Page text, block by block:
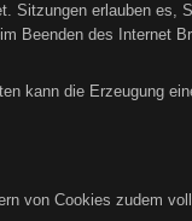
Sitzungen erlauben es,
Beenden des Internet
kann die Erzeugung
von Cookies zudem